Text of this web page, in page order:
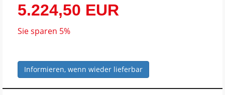
5.224,50 EUR
Sie sparen 5%
Informieren, wenn wieder lieferbar